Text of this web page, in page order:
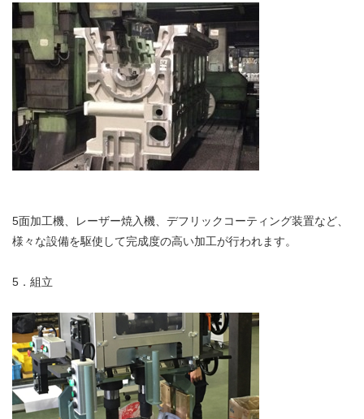
5面加工機、レーザー焼入機、デフリックコーティング装置など、
様々な設備を駆使して完成度の高い加工が行われます。
5．組立